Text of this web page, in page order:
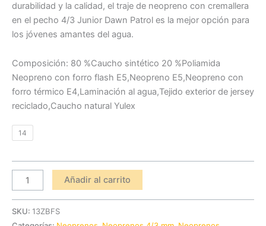
durabilidad y la calidad, el traje de neopreno con cremallera
en el pecho 4/3 Junior Dawn Patrol es la mejor opción para
los jóvenes amantes del agua.
Composición: 80 %Caucho sintético 20 %Poliamida
Neopreno con forro flash E5,Neopreno E5,Neopreno con
forro térmico E4,Laminación al agua,Tejido exterior de jersey
reciclado,Caucho natural Yulex
14
Añadir al carrito
SKU: 13ZBFS